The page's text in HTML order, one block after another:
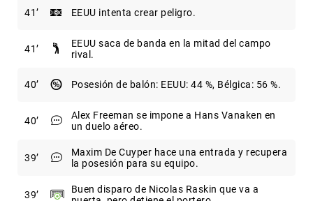
41 EEUU intenta crear peligro.
41
EEUU saca de banda en la mitad del campo
rival.
40 Posesión de balón: EEUU: 44 %, Bélgica: 56 %.
40
Alex Freeman se impone a Hans Vanaken en
un duelo aéreo.
39
Maxim De Cuyper hace una entrada y recupera
la posesión para su equipo.
39
Buen disparo de Nicolas Raskin que va a